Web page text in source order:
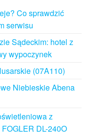
Co sprawdzić
serwisu
Sądeckim: hotel z
wypoczynek
(07A110)
Niebieskie Abena
z
DL-240O